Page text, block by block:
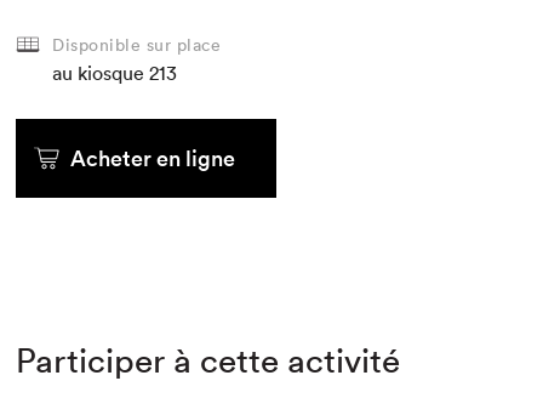
Disponible sur place
au kiosque 213
Acheter en ligne
Participer à cette activité